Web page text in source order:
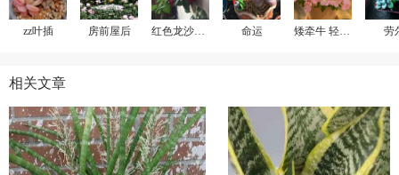
zz叶插 房前屋后 红色龙沙宝石 命运 矮牵牛 轻浪贝壳粉 劳
相关文章